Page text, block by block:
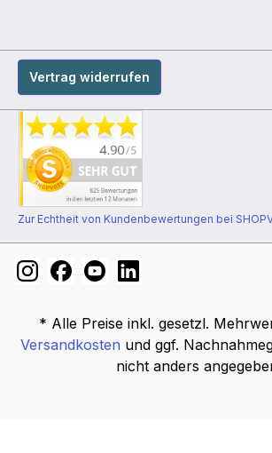
Vertrag widerrufen
Zur Echtheit von Kundenbewertungen bei
* Alle Preise inkl. gesetzl.
Versandkosten und ggf.
nicht anders